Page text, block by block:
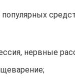
нервные